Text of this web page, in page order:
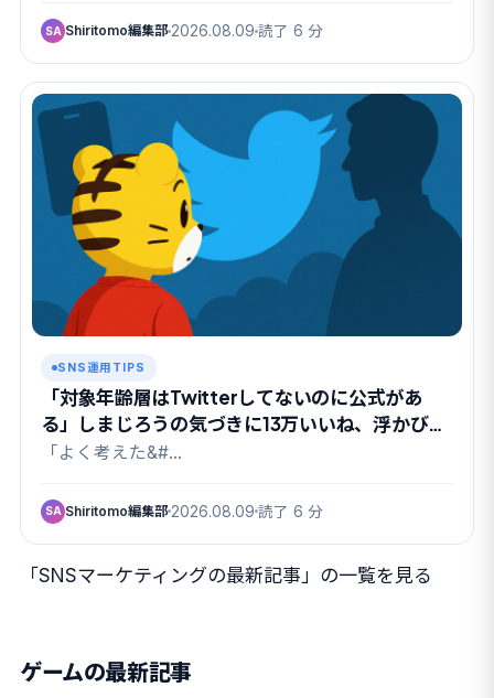
SA Shiritomo編集部 2026.08.09 読了 6 分
SNS運用TIPS
「対象年齢層はTwitterしてないのに公式があ
る」しまじろうの気づきに13万いいね、浮かび上
がった”親というパトロン”
「よく考えた&#…
SA Shiritomo編集部 2026.08.09 読了 6 分
「SNSマーケティングの最新記事」の一覧を見る
ゲームの最新記事